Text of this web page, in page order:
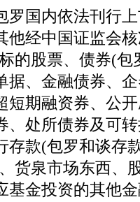
国内依法刊行上
他经中国证监会
的股票、债券(包
据、金融债券、
短期融资券、公
、处所债券及可
存款(包罗和谈存
货泉市场东西、
基金投资的其他